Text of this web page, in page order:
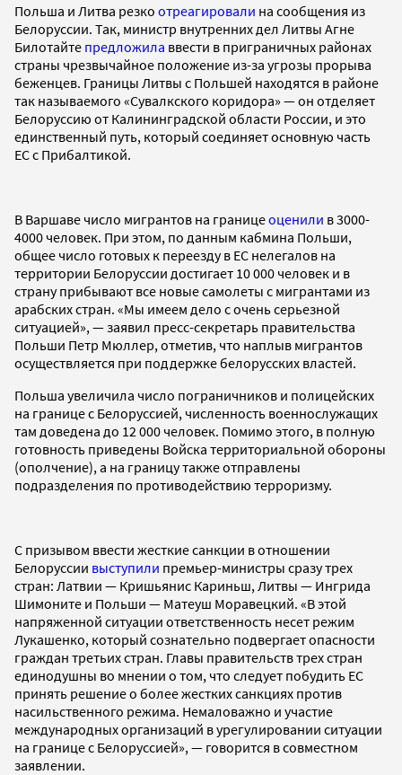
Польша и Литва резко отреагировали на сообщения из
Белоруссии. Так, министр внутренних дел Литвы Агне
Билотайте предложила ввести в приграничных районах
страны чрезвычайное положение из-за угрозы прорыва
беженцев. Границы Литвы с Польшей находятся в районе
так называемого «Сувалкского коридора» — он отделяет
Белоруссию от Калининградской области России, и это
единственный путь, который соединяет основную часть
ЕС с Прибалтикой.
В Варшаве число мигрантов на границеоценили в 3000-
4000 человек. При этом, по данным кабмина Польши,
общее число готовых к переезду в ЕС нелегалов на
территории Белоруссии достигает 10 000 человек и в
страну прибывают все новые самолеты с мигрантами из
арабских стран. «Мы имеем дело с очень серьезной
ситуацией», — заявил пресс-секретарь правительства
Польши Петр Мюллер, отметив, что наплыв мигрантов
осуществляется при поддержке белорусских властей.
Польша увеличила число пограничников и полицейских
на границе с Белоруссией, численность военнослужащих
там доведена до 12 000 человек. Помимо этого, в полную
готовность приведены Войска территориальной обороны
(ополчение), а на границу также отправлены
подразделения по противодействию терроризму.
С призывом ввести жесткие санкции в отношении
Белоруссии выступили премьер-министры сразу трех
стран: Латвии — Кришьянис Кариньш, Литвы — Ингрида
Шимоните и Польши — Матеуш Моравецкий. «В этой
напряженной ситуации ответственность несет режим
Лукашенко, который сознательно подвергает опасности
граждан третьих стран. Главы правительств трех стран
единодушны во мнении о том, что следует побудить ЕС
принять решение о более жестких санкциях против
насильственного режима. Немаловажно и участие
международных организаций в урегулировании ситуации
на границе с Белоруссией», — говорится в совместном
заявлении.